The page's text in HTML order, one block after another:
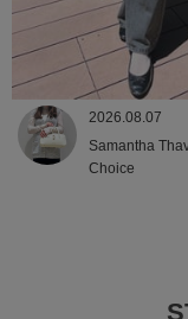
2026.08.07
Samantha
Choice